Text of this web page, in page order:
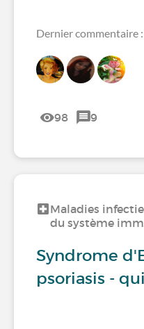
Dernier commentaire
98 9
Maladies
du système
Syndrome
psoriasis -